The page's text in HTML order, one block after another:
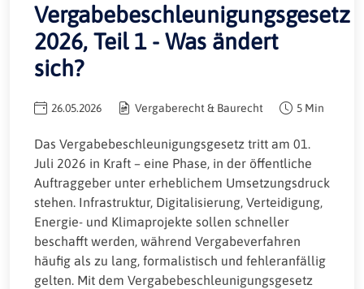
Vergabebeschleunigungsgesetz
2026, Teil 1 - Was ändert
sich?
26.05.2026 Vergaberecht & Baurecht 5 Min
Das Vergabebeschleunigungsgesetz tritt am 01.
Juli 2026 in Kraft – eine Phase, in der öffentliche
Auftraggeber unter erheblichem Umsetzungsdruck
stehen. Infrastruktur, Digitalisierung, Verteidigung,
Energie- und Klimaprojekte sollen schneller
beschafft werden, während Vergabeverfahren
häufig als zu lang, formalistisch und fehleranfällig
gelten. Mit dem Vergabebeschleunigungsgesetz